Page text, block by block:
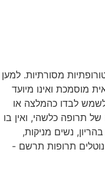
מסורתיות. למען
מוסמכת ואינו מיועד
לשמש לבדו כהמלצה או
תרופה כלשהי, ואין בו
נשים מניקות,
תרופות תרשם -